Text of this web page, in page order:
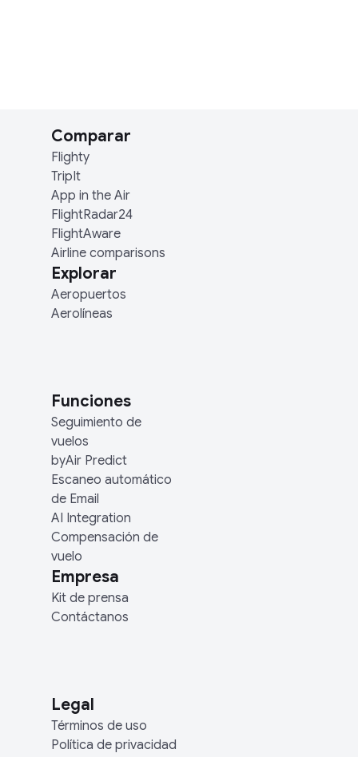
Comparar
Flighty
TripIt
App in the Air
FlightRadar24
FlightAware
Airline comparisons
Explorar
Aeropuertos
Aerolíneas
Funciones
Seguimiento de
vuelos
byAir Predict
Escaneo automático
de Email
AI Integration
Compensación de
vuelo
Empresa
Kit de prensa
Contáctanos
Legal
Términos de uso
Política de privacidad